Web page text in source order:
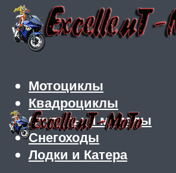
Мотоциклы
Квадроциклы
Скутеры и мопеды
Снегоходы
Лодки и Катера